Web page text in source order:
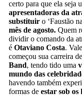
certo para que ela seja
apresentadoras da
substituir o ‘Faustão
mês de agosto. Quem
dividir o comando da
é Otaviano Costa.
começou sua carreira de
Band, tendo tido uma
mundo das
havendo também
formas de estar sob os